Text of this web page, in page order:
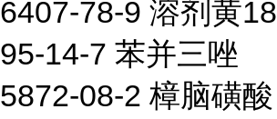
6407-78-9 溶剂黄18
95-14-7 苯并三唑
5872-08-2 樟脑磺酸